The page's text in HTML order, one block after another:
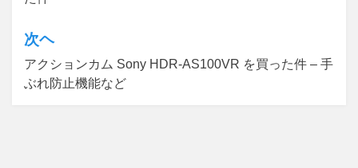
ナ
ビ
ゲ
ー
次ヘ
アクションカム Sony HDR-AS100VR を買った件 – 手
ぶれ防止機能など